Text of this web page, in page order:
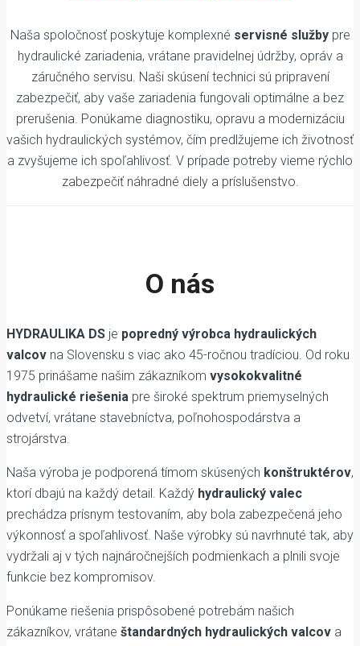
Naša spoločnosť poskytuje komplexné servisné službypre
hydraulické zariadenia, vrátane pravidelnej údržby, opráv a
záručného servisu. Naši skúsení technici sú pripravení
zabezpečiť, aby vaše zariadenia fungovali optimálne a bez
prerušenia. Ponúkame diagnostiku, opravu a modernizáciu
vašich hydraulických systémov, čím predlžujeme ich životnosť
a zvyšujeme ich spoľahlivosť. V prípade potreby vieme rýchlo
zabezpečiť náhradné diely a príslušenstvo.
O nás
HYDRAULIKA DS je popredný výrobca hydraulických
valcov na Slovensku s viac ako 45-ročnou tradíciou. Od roku
1975 prinášame našim zákazníkom vysokokvalitné
hydraulické riešenia pre široké spektrum priemyselných
odvetví, vrátane stavebníctva, poľnohospodárstva a
strojárstva.
Naša výroba je podporená tímom skúsených konštruktérov,
ktorí dbajú na každý detail. Každý hydraulický valec
prechádza prísnym testovaním, aby bola zabezpečená jeho
výkonnosť a spoľahlivosť. Naše výrobky sú navrhnuté tak, aby
vydržali aj v tých najnáročnejších podmienkach a plnili svoje
funkcie bez kompromisov.
Ponúkame riešenia prispôsobené potrebám našich
zákazníkov, vrátane štandardných hydraulických valcov a